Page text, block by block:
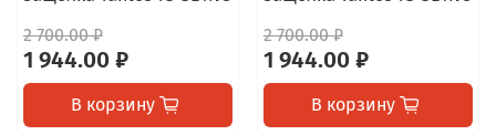
2 700.00 ₽
1 944.00 ₽
В корзину
2 700.00 ₽
1 944.00 ₽
В корзину